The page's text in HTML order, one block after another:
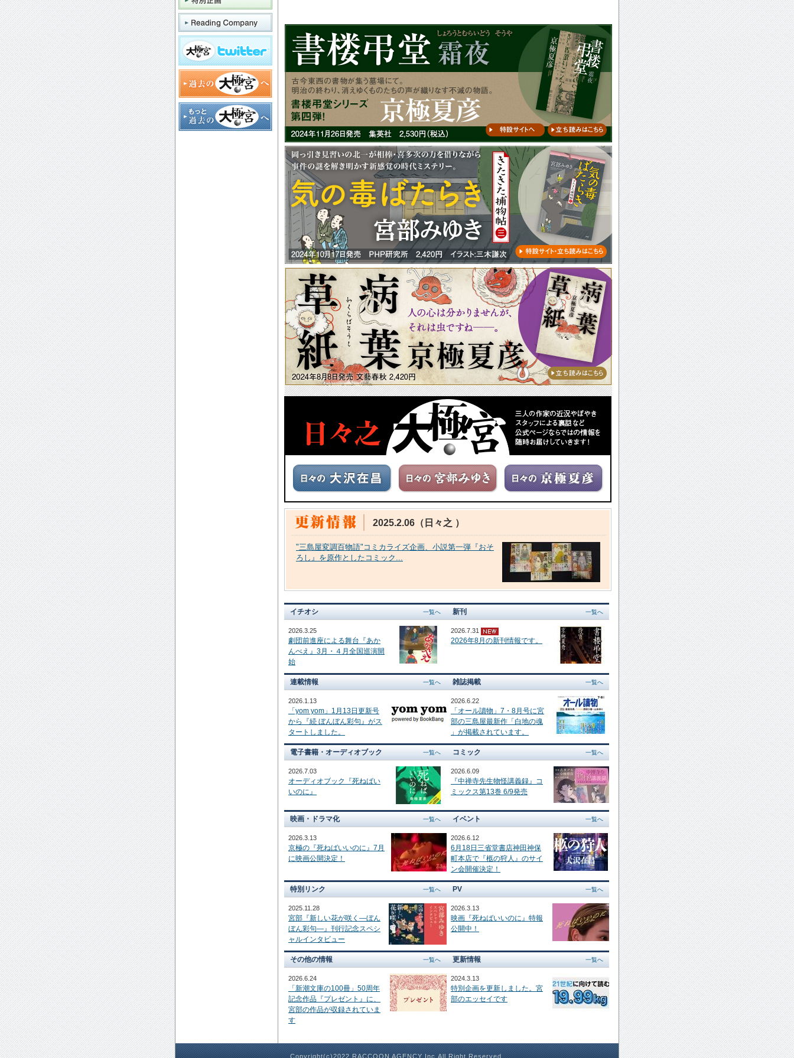
2025.2.06（日々之 ）
"三島屋変調百物語"コミカライズ企画、小説第一弾『おそ
ろし』を原作としたコミック...
イチオシ 一覧へ
2026.3.25
劇団前進座による舞台『あか
んべえ』3月・４月全国巡演開
始
新刊 一覧へ
2026.7.31
2026年8月の新刊情報です。
連載情報 一覧へ
2026.1.13
「yom yom」1月13日更新号
から『続 ぼんぼん彩句』がス
タートしました。
雑誌掲載 一覧へ
2026.6.22
「オール讀物」7・8月号に宮
部の三島屋最新作「白地の魂
」が掲載されています。
電子書籍・オーディオブック 一覧へ
2026.7.03
オーディオブック『死ねばい
いのに』
コミック 一覧へ
2026.6.09
『中禅寺先生物怪講義録』コ
ミックス第13巻 6/9発売
映画・ドラマ化 一覧へ
2026.3.13
京極の『死ねばいいのに』7月
に映画公開決定！
イベント 一覧へ
2026.6.12
6月18日三省堂書店神田神保
町本店で『柩の狩人』のサイ
ン会開催決定！
特別リンク 一覧へ
2025.11.28
宮部『新しい花が咲く―ぼん
ぼん彩句―』刊行記念スペシ
ャルインタビュー
PV 一覧へ
2026.3.13
映画『死ねばいいのに』特報
公開中！
その他の情報 一覧へ
2026.6.24
「新潮文庫の100冊」50周年
記念作品『プレゼント』に、
宮部の作品が収録されていま
す
更新情報 一覧へ
2024.3.13
特別企画を更新しました。宮
部のエッセイです
Copyright(c)2022 RACCOON AGENCY Inc.All Right Reserved.